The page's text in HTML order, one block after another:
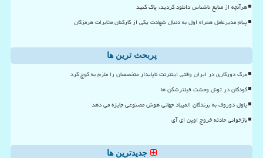
هرآنچه از منابع ناشناس دانلود کردید، پاک کنید
پیام مدیرعامل همراه اول به دنبال شهادت یکی از کارکنان مخابرات هرمزگان
پربحث ترین ها
مرگ دورکاری در ایران وقتی اینترنت ناپایدار متخصصان را ملزم به کوچ کرد
کودکان در تونل وحشت فیلترشکن ها
پاول دوروف به برندگان المپیاد جهانی هوش مصنوعی جایزه می دهد
بازخوانی حادثه خروج اوپن ای آی
جدیدترین ها